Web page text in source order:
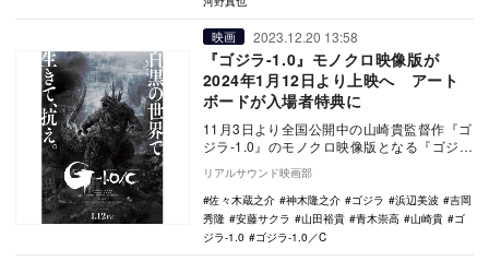
映画 2023.12.20 13:58
『ゴジラ-1.0』モノクロ映像版が
2024年1月12日より上映へ アート
ボードが入場者特典に
11月3日より全国公開中の山崎貴監督作『ゴ
ジラ-1.0』のモノクロ映像版となる『ゴジ
ラ-1.0／C』が、2024年1月12日より…
リアルサウンド映画部
佐々木蔵之介
神木隆之介 ゴジラ 浜辺美波
吉岡
秀隆
安藤サクラ 山田裕貴 青木崇高 山崎貴
ゴ
ジラ-1.0
ゴジラ-1.0／C